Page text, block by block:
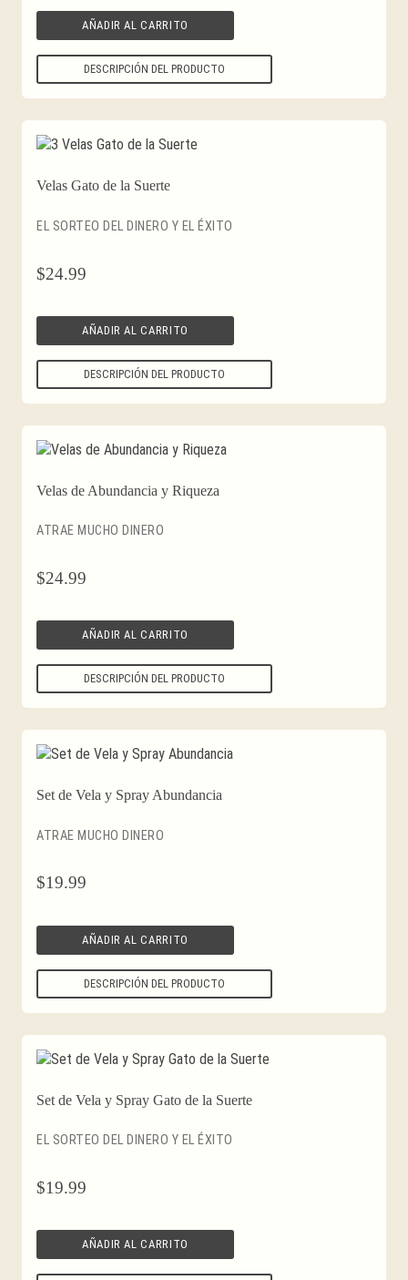
AÑADIR AL CARRITO
DESCRIPCIÓN DEL PRODUCTO
Velas Gato de la Suerte
EL SORTEO DEL DINERO Y EL ÉXITO
$24.99
AÑADIR AL CARRITO
DESCRIPCIÓN DEL PRODUCTO
Velas de Abundancia y Riqueza
ATRAE MUCHO DINERO
$24.99
AÑADIR AL CARRITO
DESCRIPCIÓN DEL PRODUCTO
Set de Vela y Spray Abundancia
ATRAE MUCHO DINERO
$19.99
AÑADIR AL CARRITO
DESCRIPCIÓN DEL PRODUCTO
Set de Vela y Spray Gato de la Suerte
EL SORTEO DEL DINERO Y EL ÉXITO
$19.99
AÑADIR AL CARRITO